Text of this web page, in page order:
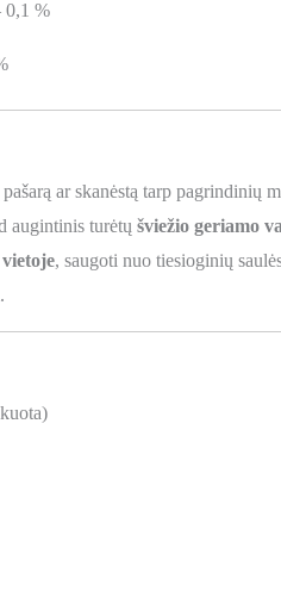
0,1 %
ar skanėstą tarp pagrindinių
augintinis turėtų šviežio geriamo
vietoje, saugoti nuo tiesioginių